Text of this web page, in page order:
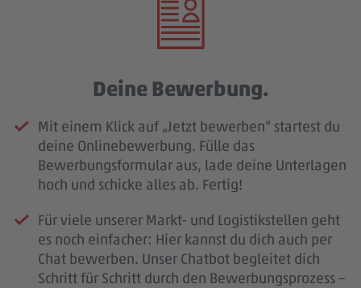
Deine Bewerbung.
Mit einem Klick auf „Jetzt bewerben“ startest du
deine Onlinebewerbung. Fülle das
Bewerbungsformular aus, lade deine Unterlagen
hoch und schicke alles ab. Fertig!
Für viele unserer Markt- und Logistikstellen geht
es noch einfacher: Hier kannst du dich auch per
Chat bewerben. Unser Chatbot begleitet dich
Schritt für Schritt durch den Bewerbungsprozess –